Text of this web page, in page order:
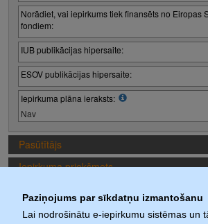
Paziņojums par sīkdatņu izmantošanu
Lai nodrošinātu e-iepirkumu sistēmas un
Norādiet, vai iepirkums tiek finansēts no Eiropas
fondiem:
IUB publikācijas hipersaite:
ESOV publikācijas hipersaite:
Iepirkuma plāna ieraksts:
Nav
Pasūtītājs
Iepirkuma priekšmets
Iepirkuma termiņi